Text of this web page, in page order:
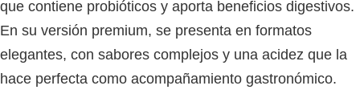
que contiene probióticos y aporta beneficios digestivos.
En su versión premium, se presenta en formatos
elegantes, con sabores complejos y una acidez que la
hace perfecta como acompañamiento gastronómico.